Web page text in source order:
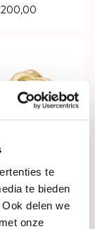
te
te bieden
delen we
onze
stock